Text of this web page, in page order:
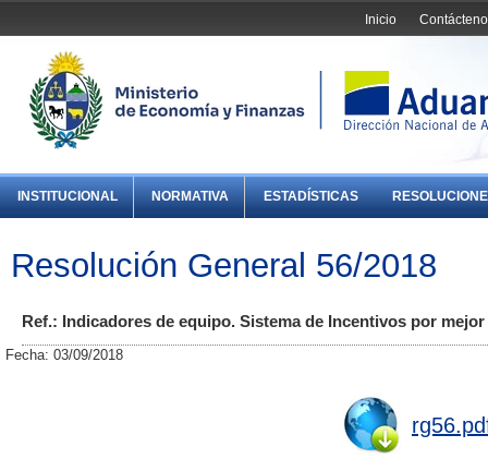
Inicio
INSTITUCIONAL NORMATIVA ESTADÍSTICAS
Resolución General 56/2018
Ref.: Indicadores de equipo. Sistema de Incentivos por
Fecha: 03/09/2018